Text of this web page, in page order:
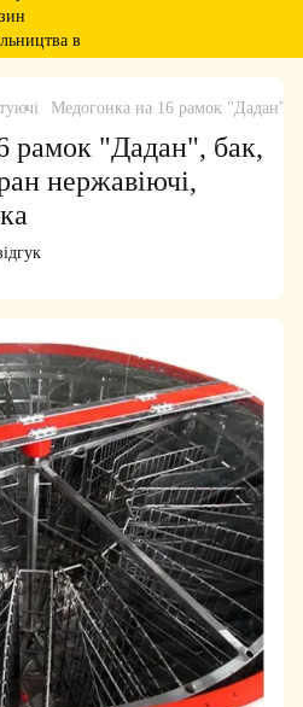
Медогонка на 16 рамок "Дадан",
рамок "Дадан", бак,
нержавіючі,